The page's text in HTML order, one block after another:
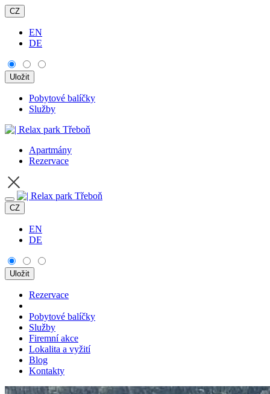
CZ
EN
DE
Pobytové balíčky
Služby
Apartmány
Rezervace
CZ
EN
DE
Rezervace
Pobytové balíčky
Služby
Firemní akce
Lokalita a vyžití
Blog
Kontakty